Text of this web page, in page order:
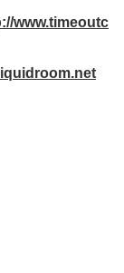
www.timeoutc